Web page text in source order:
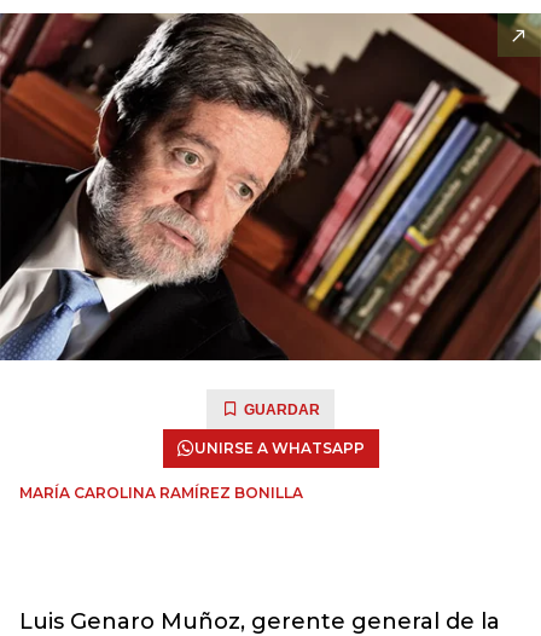
GUARDAR
UNIRSE A WHATSAPP
MARÍA CAROLINA RAMÍREZ BONILLA
Luis Genaro Muñoz, gerente general de la